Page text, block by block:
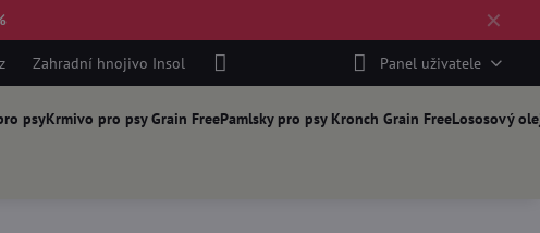
✕
Zahradní hnojivo Insol Panel uživatele
psyKrmivo pro psy Grain FreePamlsky pro psy Kronch Grain FreeLososový